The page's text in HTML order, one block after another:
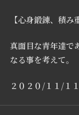
【心身鍛錬、積み
真面目な青年達で
なる事を考えて。
２０２０/１１/１１